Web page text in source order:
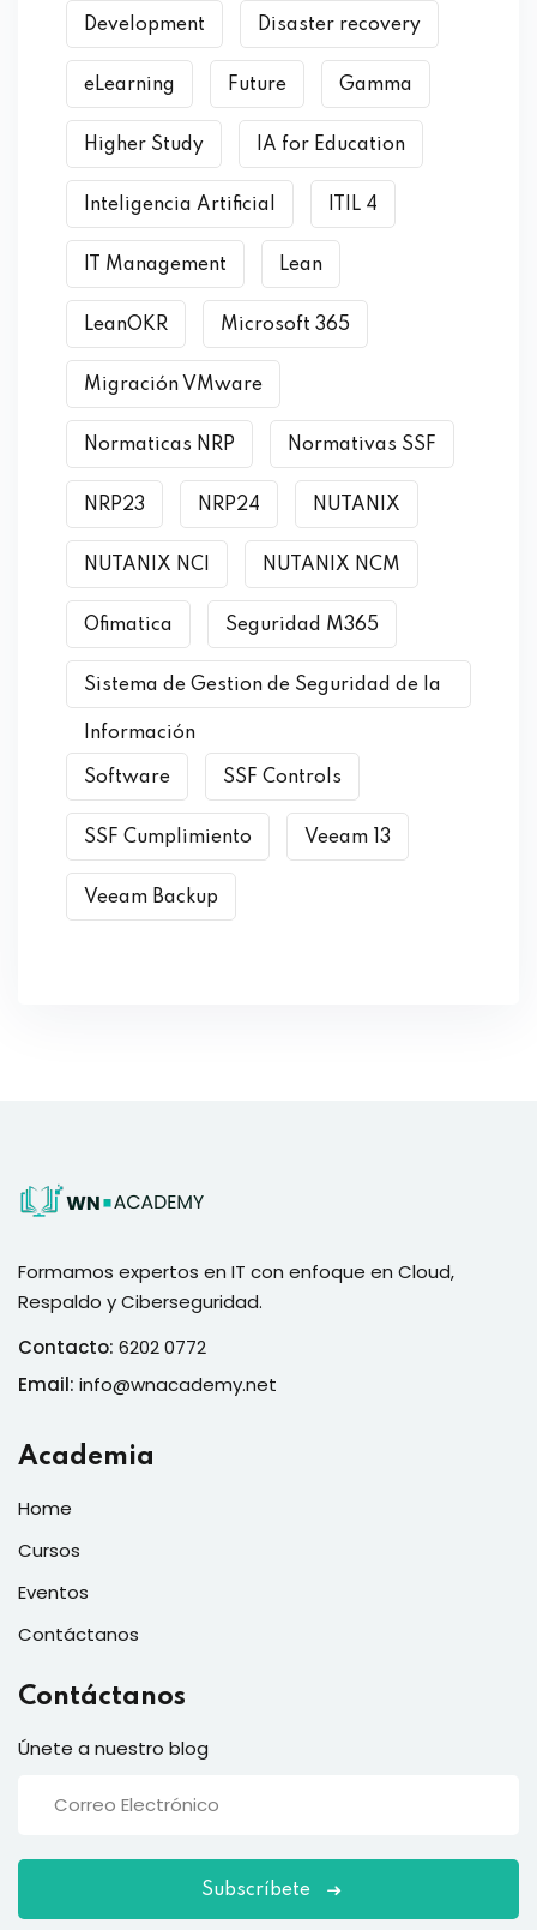
Development Disaster recovery
eLearning Future Gamma
Higher Study IA for Education
Inteligencia Artificial ITIL 4
IT Management Lean
LeanOKR Microsoft 365
Migración VMware
Normaticas NRP Normativas SSF
NRP23 NRP24 NUTANIX
NUTANIX NCI NUTANIX NCM
Ofimatica Seguridad M365
Sistema de Gestion de Seguridad de la
Información
Software SSF Controls
SSF Cumplimiento Veeam 13
Veeam Backup
Formamos expertos en IT con enfoque en Cloud,
Respaldo y Ciberseguridad.
Contacto: 6202 0772
Email: info@wnacademy.net
Academia
Home
Cursos
Eventos
Contáctanos
Contáctanos
Únete a nuestro blog
Subscríbete